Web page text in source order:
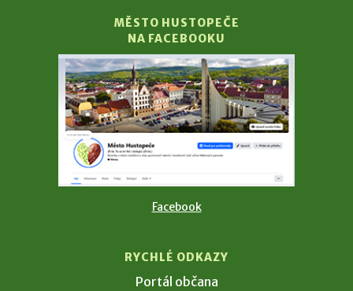
MĚSTO HUSTOPEČE
NA FACEBOOKU
Facebook
RYCHLÉ ODKAZY
Portál občana